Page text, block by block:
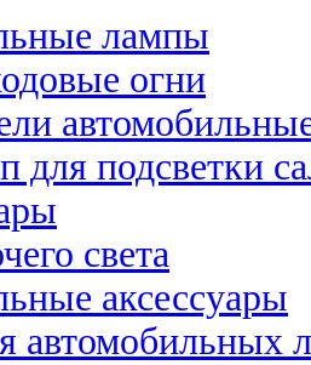
лампы
огни
для подсветки
света
аксессуары
автомобильных